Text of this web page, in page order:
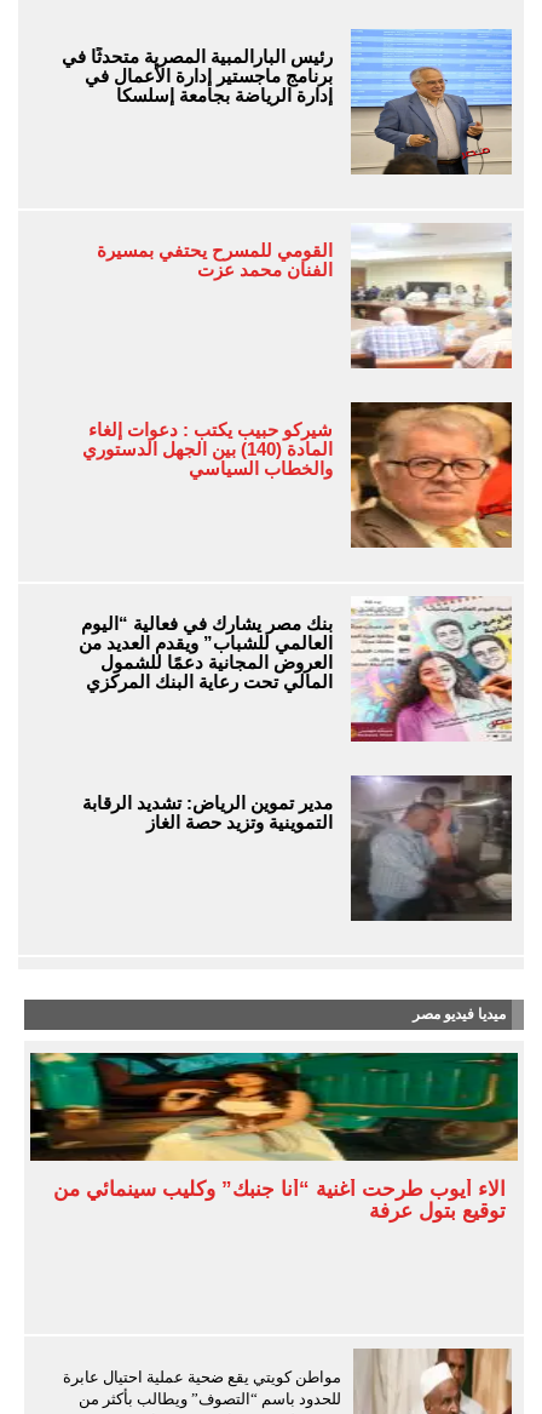
رئيس البارالمبية المصرية متحدثًا في
برنامج ماجستير إدارة الأعمال في
إدارة الرياضة بجامعة إسلسكا
القومي للمسرح يحتفي بمسيرة
الفنان محمد عزت
شيركو حبيب يكتب : دعوات إلغاء
المادة (140) بين الجهل الدستوري
والخطاب السياسي
بنك مصر يشارك في فعالية “اليوم
العالمي للشباب” ويقدم العديد من
العروض المجانية دعمًا للشمول
المالي تحت رعاية البنك المركزي
مدير تموين الرياض: تشديد الرقابة
التموينية وتزيد حصة الغاز
ميديا فيديو مصر
آلاء أيوب طرحت أغنية “أنا جنبك” وكليب سينمائي من
توقيع بتول عرفة
مواطن كويتي يقع ضحية عملية احتيال عابرة
للحدود باسم “التصوف” ويطالب بأكثر من